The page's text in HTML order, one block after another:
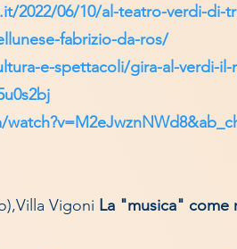
2022/06/10/al-teatro-verdi-
fabrizio-da-ros/
e-spettacoli/gira-al-verdi-
Vigoni La "musica" come